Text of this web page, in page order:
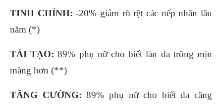
TINH CHỈNH: -20% giảm rõ rệt các nếp nhăn lâu
năm (*)
TÁI TẠO: 89% phụ nữ cho biết làn da trông mịn
màng hơn (**)
TĂNG CƯỜNG: 89% phụ nữ cho biết da căng